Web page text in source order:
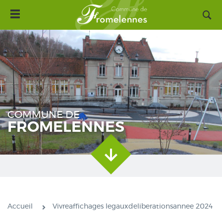
Aller
contenu
principal
Toggle
navigation
COMMUNE DE
FROMELENNES
Accueil Vivreaffichages legauxdeliberationsannee 2024